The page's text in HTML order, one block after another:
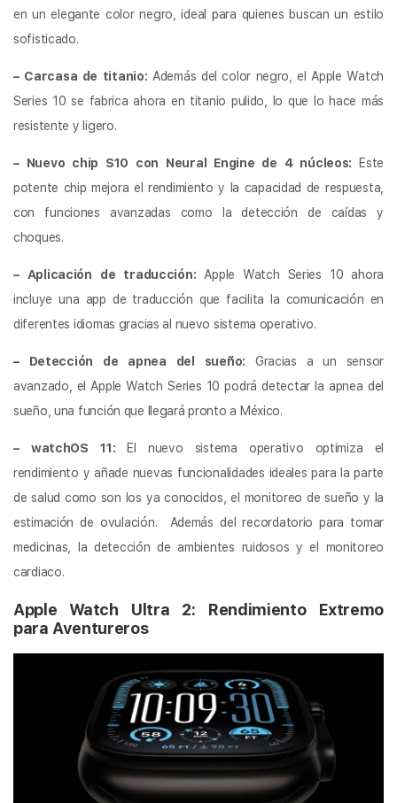
en un elegante color negro, ideal para quienes buscan un estilo
sofisticado.
– Carcasa de titanio: Además del color negro, el Apple Watch
Series 10 se fabrica ahora en titanio pulido, lo que lo hace más
resistente y ligero.
– Nuevo chip S10 con Neural Engine de 4 núcleos: Este
potente chip mejora el rendimiento y la capacidad de respuesta,
con funciones avanzadas como la detección de caídas y
choques.
– Aplicación de traducción: Apple Watch Series 10 ahora
incluye una app de traducción que facilita la comunicación en
diferentes idiomas gracias al nuevo sistema operativo.
– Detección de apnea del sueño: Gracias a un sensor
avanzado, el Apple Watch Series 10 podrá detectar la apnea del
sueño, una función que llegará pronto a México.
– watchOS 11: El nuevo sistema operativo optimiza el
rendimiento y añade nuevas funcionalidades ideales para la parte
de salud como son los ya conocidos, el monitoreo de sueño y la
estimación de ovulación. Además del recordatorio para tomar
medicinas, la detección de ambientes ruidosos y el monitoreo
cardiaco.
Apple Watch Ultra 2: Rendimiento Extremo
para Aventureros